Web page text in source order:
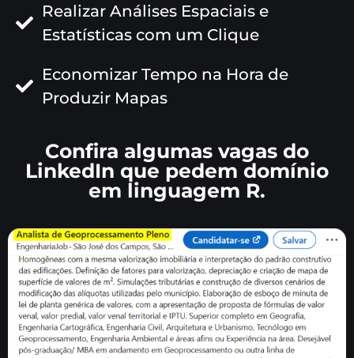
Realizar Análises Espaciais e
Estatísticas com um Clique
Economizar Tempo na Hora de
Produzir Mapas
Confira algumas vagas do
LinkedIn que pedem domínio
em linguagem R.